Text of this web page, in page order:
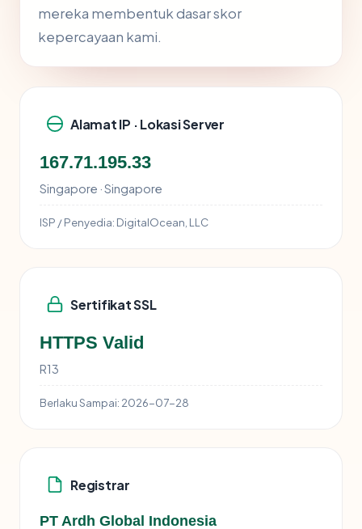
mereka membentuk dasar skor
kepercayaan kami.
Alamat IP · Lokasi Server
167.71.195.33
Singapore · Singapore
ISP / Penyedia: DigitalOcean, LLC
Sertifikat SSL
HTTPS Valid
R13
Berlaku Sampai: 2026-07-28
Registrar
PT Ardh Global Indonesia